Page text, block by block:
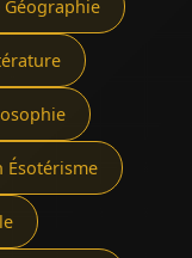
Géographie
Ésotérisme